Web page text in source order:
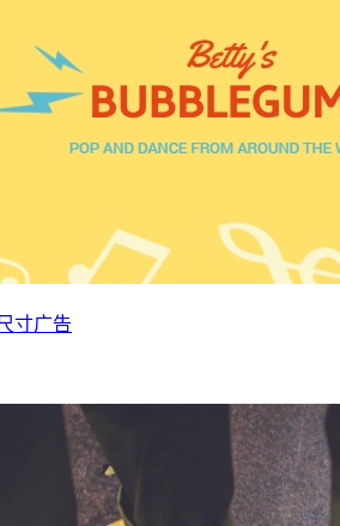
寸广告